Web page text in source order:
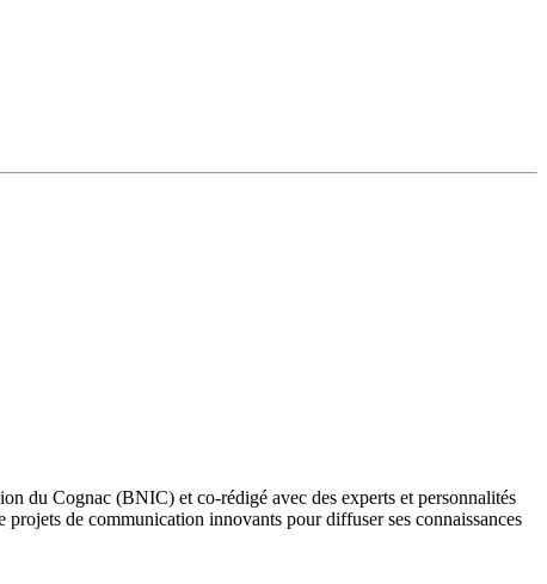
du Cognac (BNIC) et co-rédigé avec des experts et personnalités
de communication innovants pour diffuser ses connaissances